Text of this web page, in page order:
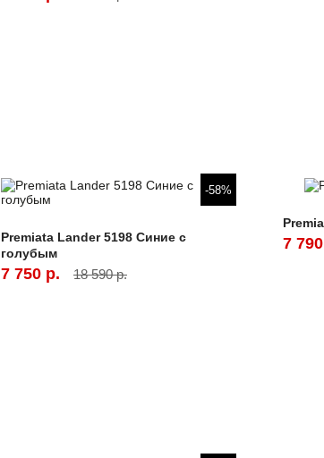
-58%
Premiata Lander 5198 Синие с
голубым
7 750 р. 18 590 р.
7